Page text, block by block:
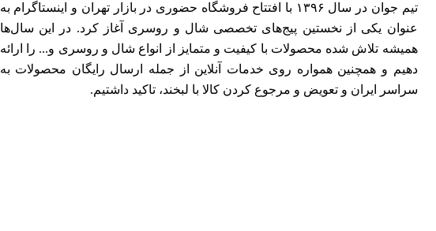
تیم جوان در سال ۱۳۹۶ با افتتاح فروشگاه حضوری در بازار تهران و اینستاگرام به
عنوان یکی از نخستین پیج‌های تخصصی شال و روسری آغاز کرد. در این سال‌ها
همیشه تلاش شده محصولات با کیفیت و متمایز از انواع شال و روسری و... را ارائه
دهیم و همچنین همواره روی خدمات آنلاین از جمله ارسال رایگان محصولات به
سراسر ایران و تعویض و مرجوع کردن کالا با لبخند، تاکید داشتیم.